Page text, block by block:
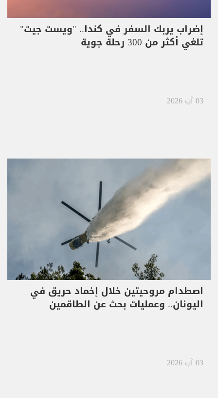
إضراب يربك السفر في كندا.. "ويست جيت"
تلغي أكثر من 300 رحلة جوية
03 آب 2026
اصطدام مروحيتين خلال إخماد حريق في
اليونان.. وعمليات بحث عن الطاقمين
03 آب 2026